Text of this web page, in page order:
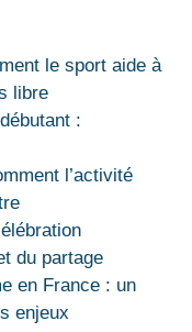
le sport aide à
libre
:
l’activité
du partage
en France : un
enjeux